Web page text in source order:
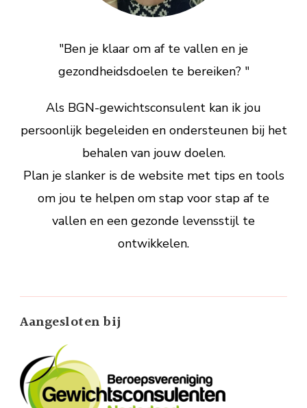
"Ben je klaar om af te vallen en je
gezondheidsdoelen te bereiken? "
Als BGN-gewichtsconsulent kan ik jou
persoonlijk begeleiden en ondersteunen bij het
behalen van jouw doelen.
Plan je slanker is de website met tips en tools
om jou te helpen om stap voor stap af te
vallen en een gezonde levensstijl te
ontwikkelen.
Aangesloten bij